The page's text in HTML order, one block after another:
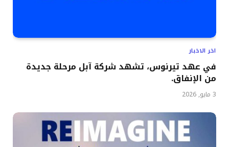
اخر الاخبار
في عهد تيرنوس، تشهد شركة آبل مرحلة جديدة
من الإنفاق.
3 مايو, 2026